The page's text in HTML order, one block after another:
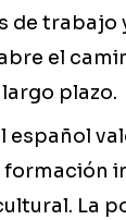
de trabajo
el
plazo.
español
La